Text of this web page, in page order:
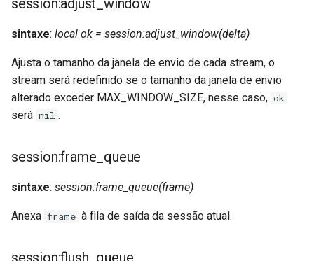
session:adjust_window
sintaxe: local ok = session:adjust_window(delta)
Ajusta o tamanho da janela de envio de cada stream, o
stream será redefinido se o tamanho da janela de envio
alterado exceder MAX_WINDOW_SIZE, nesse caso, ok
será nil .
session:frame_queue
sintaxe: session:frame_queue(frame)
Anexa frame à fila de saída da sessão atual.
session:flush_queue